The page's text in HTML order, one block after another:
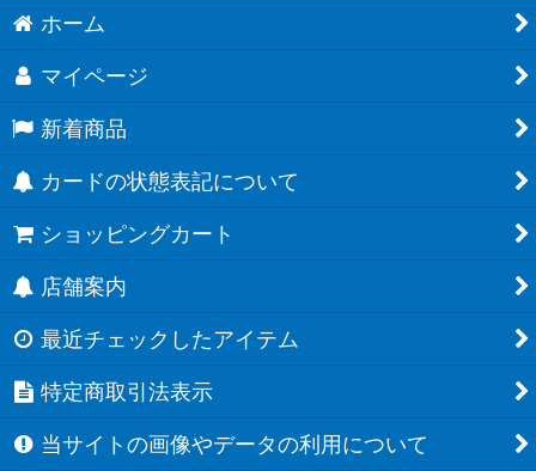
ホーム
マイページ
新着商品
カードの状態表記について
ショッピングカート
店舗案内
最近チェックしたアイテム
特定商取引法表示
当サイトの画像やデータの利用について